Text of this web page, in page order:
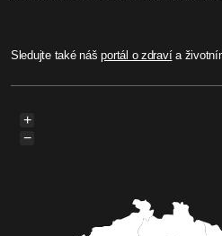
Sledujte také nášportál o zdravía
+
−